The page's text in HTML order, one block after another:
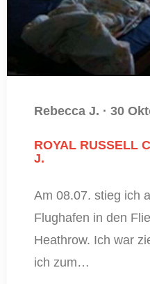
Rebecca J. · 30
ROYAL RUSSELL
J.
Am 08.07. stieg ich
Flughafen in den
Heathrow. Ich war
ich zum…